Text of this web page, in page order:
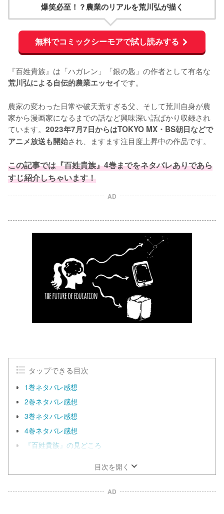
爆笑必至！？農業のリアルを荒川弘が描く
無料でコミックシーモアで試し読みする
『百姓貴族』は「ハガレン」「銀の匙」の作者として有名な
荒川弘による自伝的農業エッセイです。
農家の変わった日常や破天荒すぎる父、そして荒川自身が農
家から漫画家になるまでの話など興味深い話ばかり収録され
ています。 2023年7月7日からはTOKYO MX・BS朝日などで
アニメ放送も開始され、ますます注目度上昇中の作品です。
この記事では『百姓貴族』4巻までをネタバレありであら
すじ紹介しちゃいます！
AD
タップできる目次
1巻ネタバレ感想
2巻ネタバレ感想
3巻ネタバレ感想
4巻ネタバレ感想
『百姓貴族』の見どころ
目次を開く
AD